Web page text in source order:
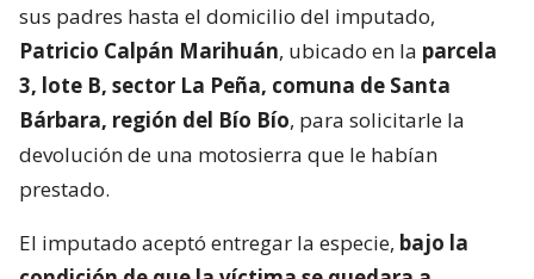
sus padres hasta el domicilio del imputado,
Patricio Calpán Marihuán, ubicado en la parcela
3, lote B, sector La Peña, comuna de Santa
Bárbara, región del Bío Bío, para solicitarle la
devolución de una motosierra que le habían
prestado.
El imputado aceptó entregar la especie, bajo la